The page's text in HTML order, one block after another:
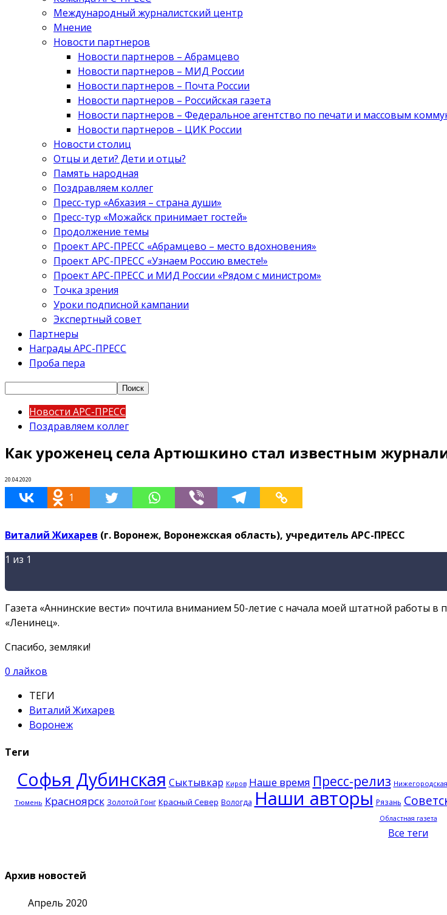
Международный журналистский центр
Мнение
Новости партнеров
Новости партнеров – Абрамцево
Новости партнеров – МИД России
Новости партнеров – Почта России
Новости партнеров – Российская газета
Новости партнеров – Федеральное агентство по печати и массовым
Новости партнеров – ЦИК России
Новости столиц
Отцы и дети? Дети и отцы?
Память народная
Поздравляем коллег
Пресс-тур «Абхазия – страна души»
Пресс-тур «Можайск принимает гостей»
Продолжение темы
Проект АРС-ПРЕСС «Абрамцево – место вдохновения»
Проект АРС-ПРЕСС «Узнаем Россию вместе!»
Проект АРС-ПРЕСС и МИД России «Рядом с министром»
Точка зрения
Уроки подписной кампании
Экспертный совет
Партнеры
Награды АРС-ПРЕСС
Проба пера
Новости АРС-ПРЕСС
Поздравляем коллег
Как уроженец села Артюшкино стал известным
20.04.2020
1
Виталий Жихарев (г. Воронеж, Воронежская область), учредитель АРС-ПРЕСС
1 из 1
Газета «Аннинские вести» почтила вниманием 50-летие с начала моей штатной работы в
«Ленинец».
Спасибо, земляки!
0 лайков
ТЕГИ
Виталий Жихарев
Воронеж
Теги
Софья Дубинская Сыктывкар Киров Наше время Пресс-релиз
Тюмень Красноярск Золотой Гонг Красный Север Вологда Наши авторы Рязань
Областная газета
Все теги
Архив новостей
Апрель 2020